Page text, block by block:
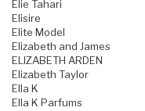
Elie Tahari
Elisire
Elite Model
Elizabeth and James
ELIZABETH ARDEN
Elizabeth Taylor
Ella K
Ella K Parfums